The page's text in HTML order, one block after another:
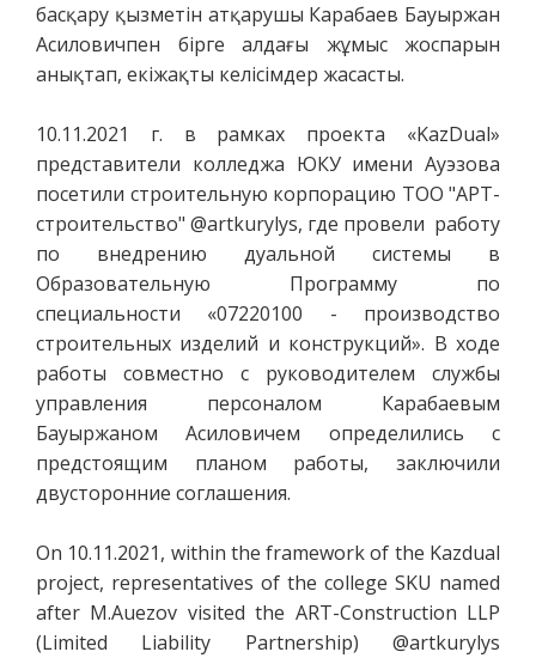
басқару қызметін атқарушы Карабаев Бауыржан
Асиловичпен бірге алдағы жұмыс жоспарын
анықтап, екіжақты келісімдер жасасты.
10.11.2021 г. в рамках проекта «KazDual»
представители колледжа ЮКУ имени Ауэзова
посетили строительную корпорацию ТОО "АРТ-
строительство" @artkurylys, где провели работу
по внедрению дуальной системы в
Образовательную Программу по
специальности «07220100 - производство
строительных изделий и конструкций». В ходе
работы совместно с руководителем службы
управления персоналом Карабаевым
Бауыржаном Асиловичем определились с
предстоящим планом работы, заключили
двусторонние соглашения.
On 10.11.2021, within the framework of the Kazdual
project, representatives of the college SKU named
after M.Auezov visited the ART-Construction LLP
(Limited Liability Partnership) @artkurylys